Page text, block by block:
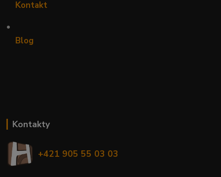
Kontakt
•
Blog
Kontakty
+421 905 55 03 03